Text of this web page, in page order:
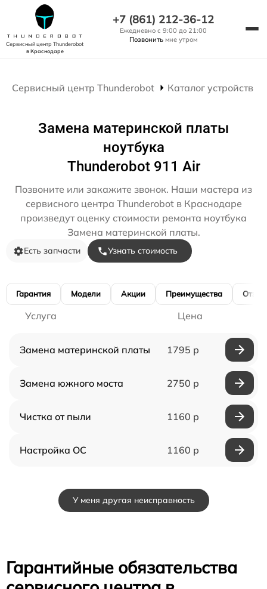
Сервисный центр Thunderobot
в Краснодаре
+7 (861) 212-36-12
Ежедневно с 9:00 до 21:00
Позвонить мне утром
Сервисный центр Thunderobot Каталог устройств
Замена материнской платы
ноутбука
Thunderobot 911 Air
Позвоните или закажите звонок. Наши мастера из
сервисного центра Thunderobot в Краснодаре
произведут оценку стоимости ремонта ноутбука
Замена материнской платы.
Есть запчасти Узнать стоимость
Гарантия Модели Акции Преимущества
Услуга Цена
Замена материнской платы 1795 р
Замена южного моста 2750 р
Чистка от пыли 1160 р
Настройка ОС 1160 р
У меня другая неисправность
Гарантийные обязательства